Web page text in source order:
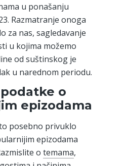
u ponašanju
Razmatranje onoga
za nas, sagledavanje
u kojima možemo
od suštinskog je
u narednom periodu.
o
epizodama
posebno privuklo
epizodama
o temama,